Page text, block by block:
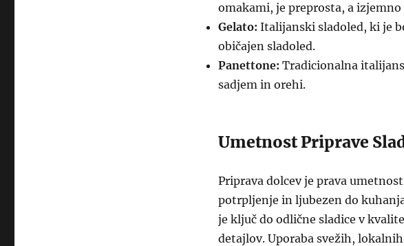
omakami, je preprosta, a izjemno
Gelato: Italijanski sladoled, ki je
običajen sladoled.
Panettone: Tradicionalna
sadjem in orehi.
Umetnost Priprave
Priprava dolcev je prava
potrpljenje in ljubezen do
je ključ do odlične sladice v
detajlov. Uporaba svežih,